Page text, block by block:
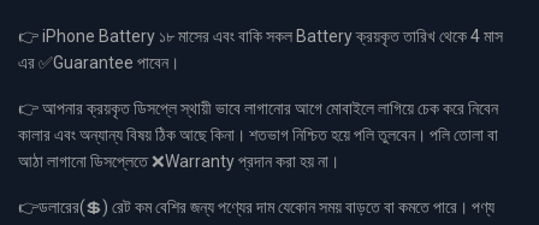
👉 iPhone Battery ১৮ মাসের এবং বাকি সকল Battery ক্রয়কৃত তারিখ থেকে 4 মাস
এর ✅Guarantee পাবেন।
👉 আপনার ক্রয়কৃত ডিসপ্লে স্থায়ী ভাবে লাগানোর আগে মোবাইলে লাগিয়ে চেক করে নিবেন
কালার এবং অন্যান্য বিষয় ঠিক আছে কিনা। শতভাগ নিশ্চিত হয়ে পলি তুলবেন। পলি তোলা বা
আঠা লাগানো ডিসপ্লেতে ❌Warranty প্রদান করা হয় না।
👉ডলারের(💲) রেট কম বেশির জন্য পণ্যের দাম যেকোন সময় বাড়তে বা কমতে পারে। পণ্য